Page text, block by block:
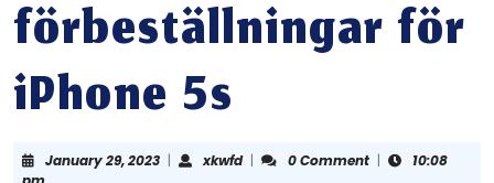
förbeställningar för
iPhone 5s
January 29, 2023January
| xkwfdxkwfd
| 0 Comment |
10:08